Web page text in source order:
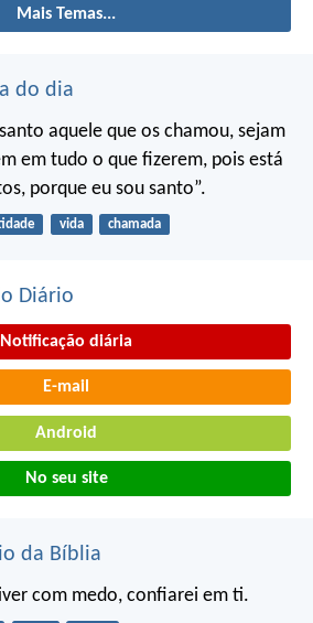
Mais Temas...
do dia
aquele que os chamou, sejam
em tudo o que fizerem, pois está
porque eu sou santo”.
vida chamada
Diário
Notificação diária
E-mail
Android
No seu site
da Bíblia
com medo, confiarei em ti.